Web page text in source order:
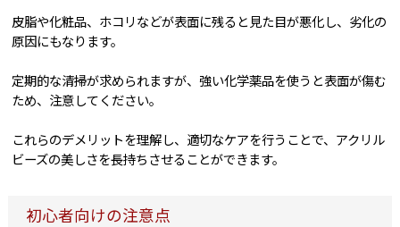
皮脂や化粧品、ホコリなどが表面に残ると見た目が悪化し、劣化の
原因にもなります。
定期的な清掃が求められますが、強い化学薬品を使うと表面が傷む
ため、注意してください。
これらのデメリットを理解し、適切なケアを行うことで、アクリル
ビーズの美しさを長持ちさせることができます。
初心者向けの注意点